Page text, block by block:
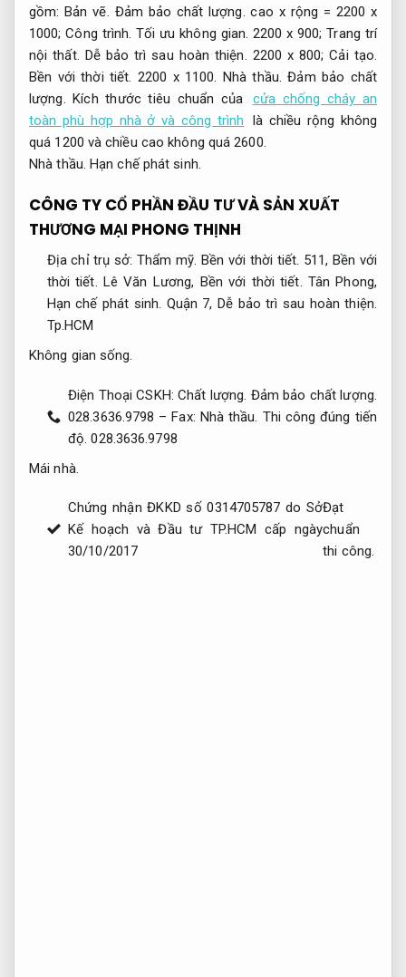
gồm: Bản vẽ. Đảm bảo chất lượng. cao x rộng = 2200 x
1000;Công trình. Tối ưu không gian. 2200 x 900;Trang trí
nội thất. Dễ bảo trì sau hoàn thiện. 2200 x 800;Cải tạo.
Bền với thời tiết. 2200 x 1100. Nhà thầu. Đảm bảo chất
lượng. Kích thước tiêu chuẩn của
cửa chống cháy an
toàn phù hợp nhà ở và công trình
là chiều rộng không
quá 1200 và chiều cao không quá 2600.
Nhà thầu. Hạn chế phát sinh.
CÔNG TY CỔ PHẦN ĐẦU TƯ VÀ SẢN XUẤT
THƯƠNG MẠI PHONG THỊNH
Địa chỉ trụ sở:Thẩm mỹ. Bền với thời tiết. 511, Bền với
thời tiết. Lê Văn Lương, Bền với thời tiết. Tân Phong,
Hạn chế phát sinh. Quận 7, Dễ bảo trì sau hoàn thiện.
Tp.HCM
Không gian sống.
Điện Thoại CSKH:Chất lượng. Đảm bảo chất lượng.
028.3636.9798 – Fax: Nhà thầu. Thi công đúng tiến
độ. 028.3636.9798
Mái nhà.
Chứng nhận ĐKKD số 0314705787 do Sở
Kế hoạch và Đầu tư TP.HCM cấp ngày
30/10/2017
Đạt
chuẩn
thi công.